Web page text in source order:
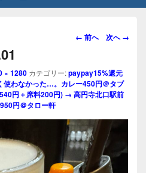
画
ビ
ゲ
ー
ョ
ン
← 前へ 次へ →
× 1280 カテゴリー:paypay15%還元
使わなかった…。カレー450円＠タブ
円＋席料200円) → 高円寺北口駅前
円＠タロー軒